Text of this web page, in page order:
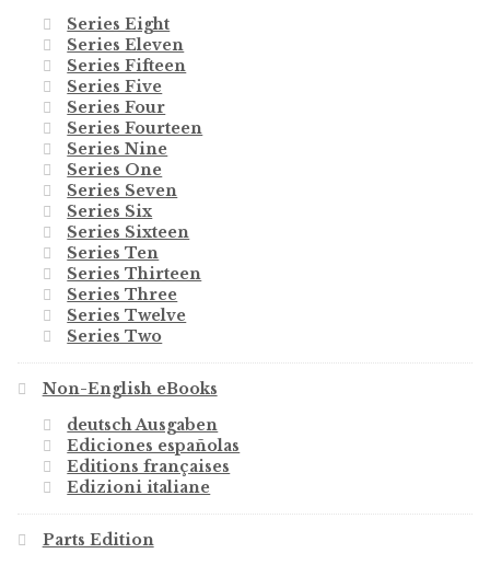
Series Eight
Series Eleven
Series Fifteen
Series Five
Series Four
Series Fourteen
Series Nine
Series One
Series Seven
Series Six
Series Sixteen
Series Ten
Series Thirteen
Series Three
Series Twelve
Series Two
Non-English eBooks
deutsch Ausgaben
Ediciones españolas
Editions françaises
Edizioni italiane
Parts Edition